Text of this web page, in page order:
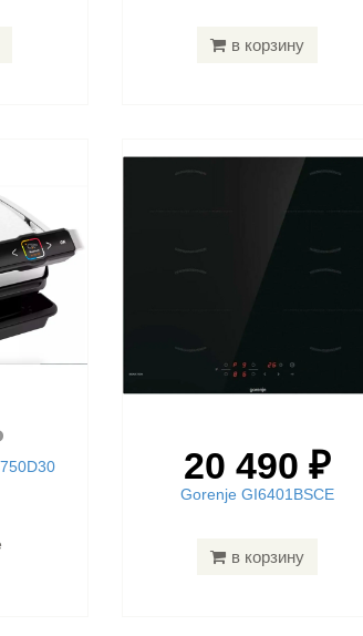
в корзину
20 490 ₽
Gorenje GI6401BSCE
в корзину